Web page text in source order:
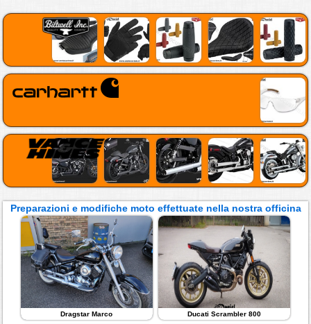
Preparazioni e modifiche moto effettuate nella nostra officina
Dragstar Marco Ducati Scrambler 800